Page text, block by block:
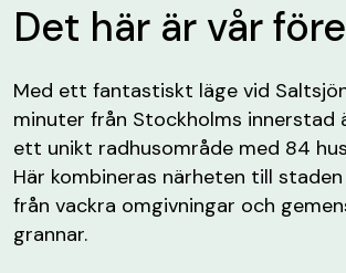
Det här är vår
Med ett fantastiskt läge vid
minuter från Stockholms innerstad
ett unikt radhusområde med 84
Här kombineras närheten till
från vackra omgivningar och
grannar.